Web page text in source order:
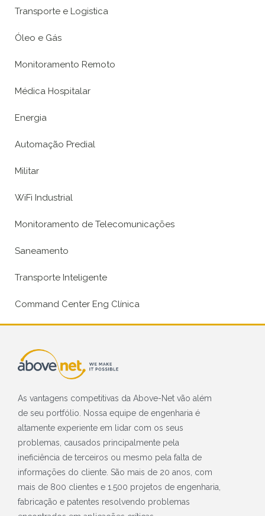
Transporte e Logistica
Óleo e Gás
Monitoramento Remoto
Médica Hospitalar
Energia
Automação Predial
Militar
WiFi Industrial
Monitoramento de Telecomunicações
Saneamento
Transporte Inteligente
Command Center Eng Clínica
As vantagens competitivas da Above-Net vão além
de seu portfólio. Nossa equipe de engenharia é
altamente experiente em lidar com os seus
problemas, causados principalmente pela
ineficiência de terceiros ou mesmo pela falta de
informações do cliente. São mais de 20 anos, com
mais de 800 clientes e 1.500 projetos de engenharia,
fabricação e patentes resolvendo problemas